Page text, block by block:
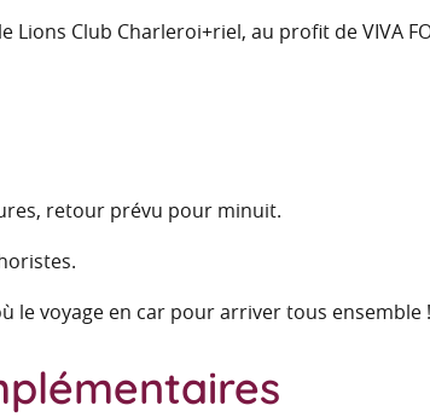
Lions Club Charleroi+riel, au profit de VIVA
retour prévu pour minuit.
le voyage en car pour arriver tous ensemble !